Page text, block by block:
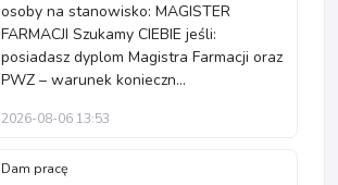
osoby na stanowisko: MAGISTER
FARMACJI Szukamy CIEBIE jeśli:
posiadasz dyplom Magistra Farmacji oraz
PWZ – warunek konieczn...
2026-08-06 13:53
Dam pracę